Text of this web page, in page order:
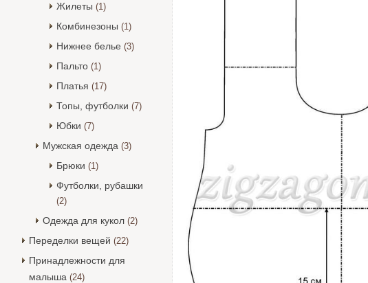
Жилеты (1)
Комбинезоны (1)
Нижнее белье (3)
Пальто (1)
Платья (17)
Топы, футболки (7)
Юбки (7)
Мужская одежда (3)
Брюки (1)
Футболки, рубашки
(2)
Одежда для кукол (2)
Переделки вещей (22)
Принадлежности для
малыша (24)